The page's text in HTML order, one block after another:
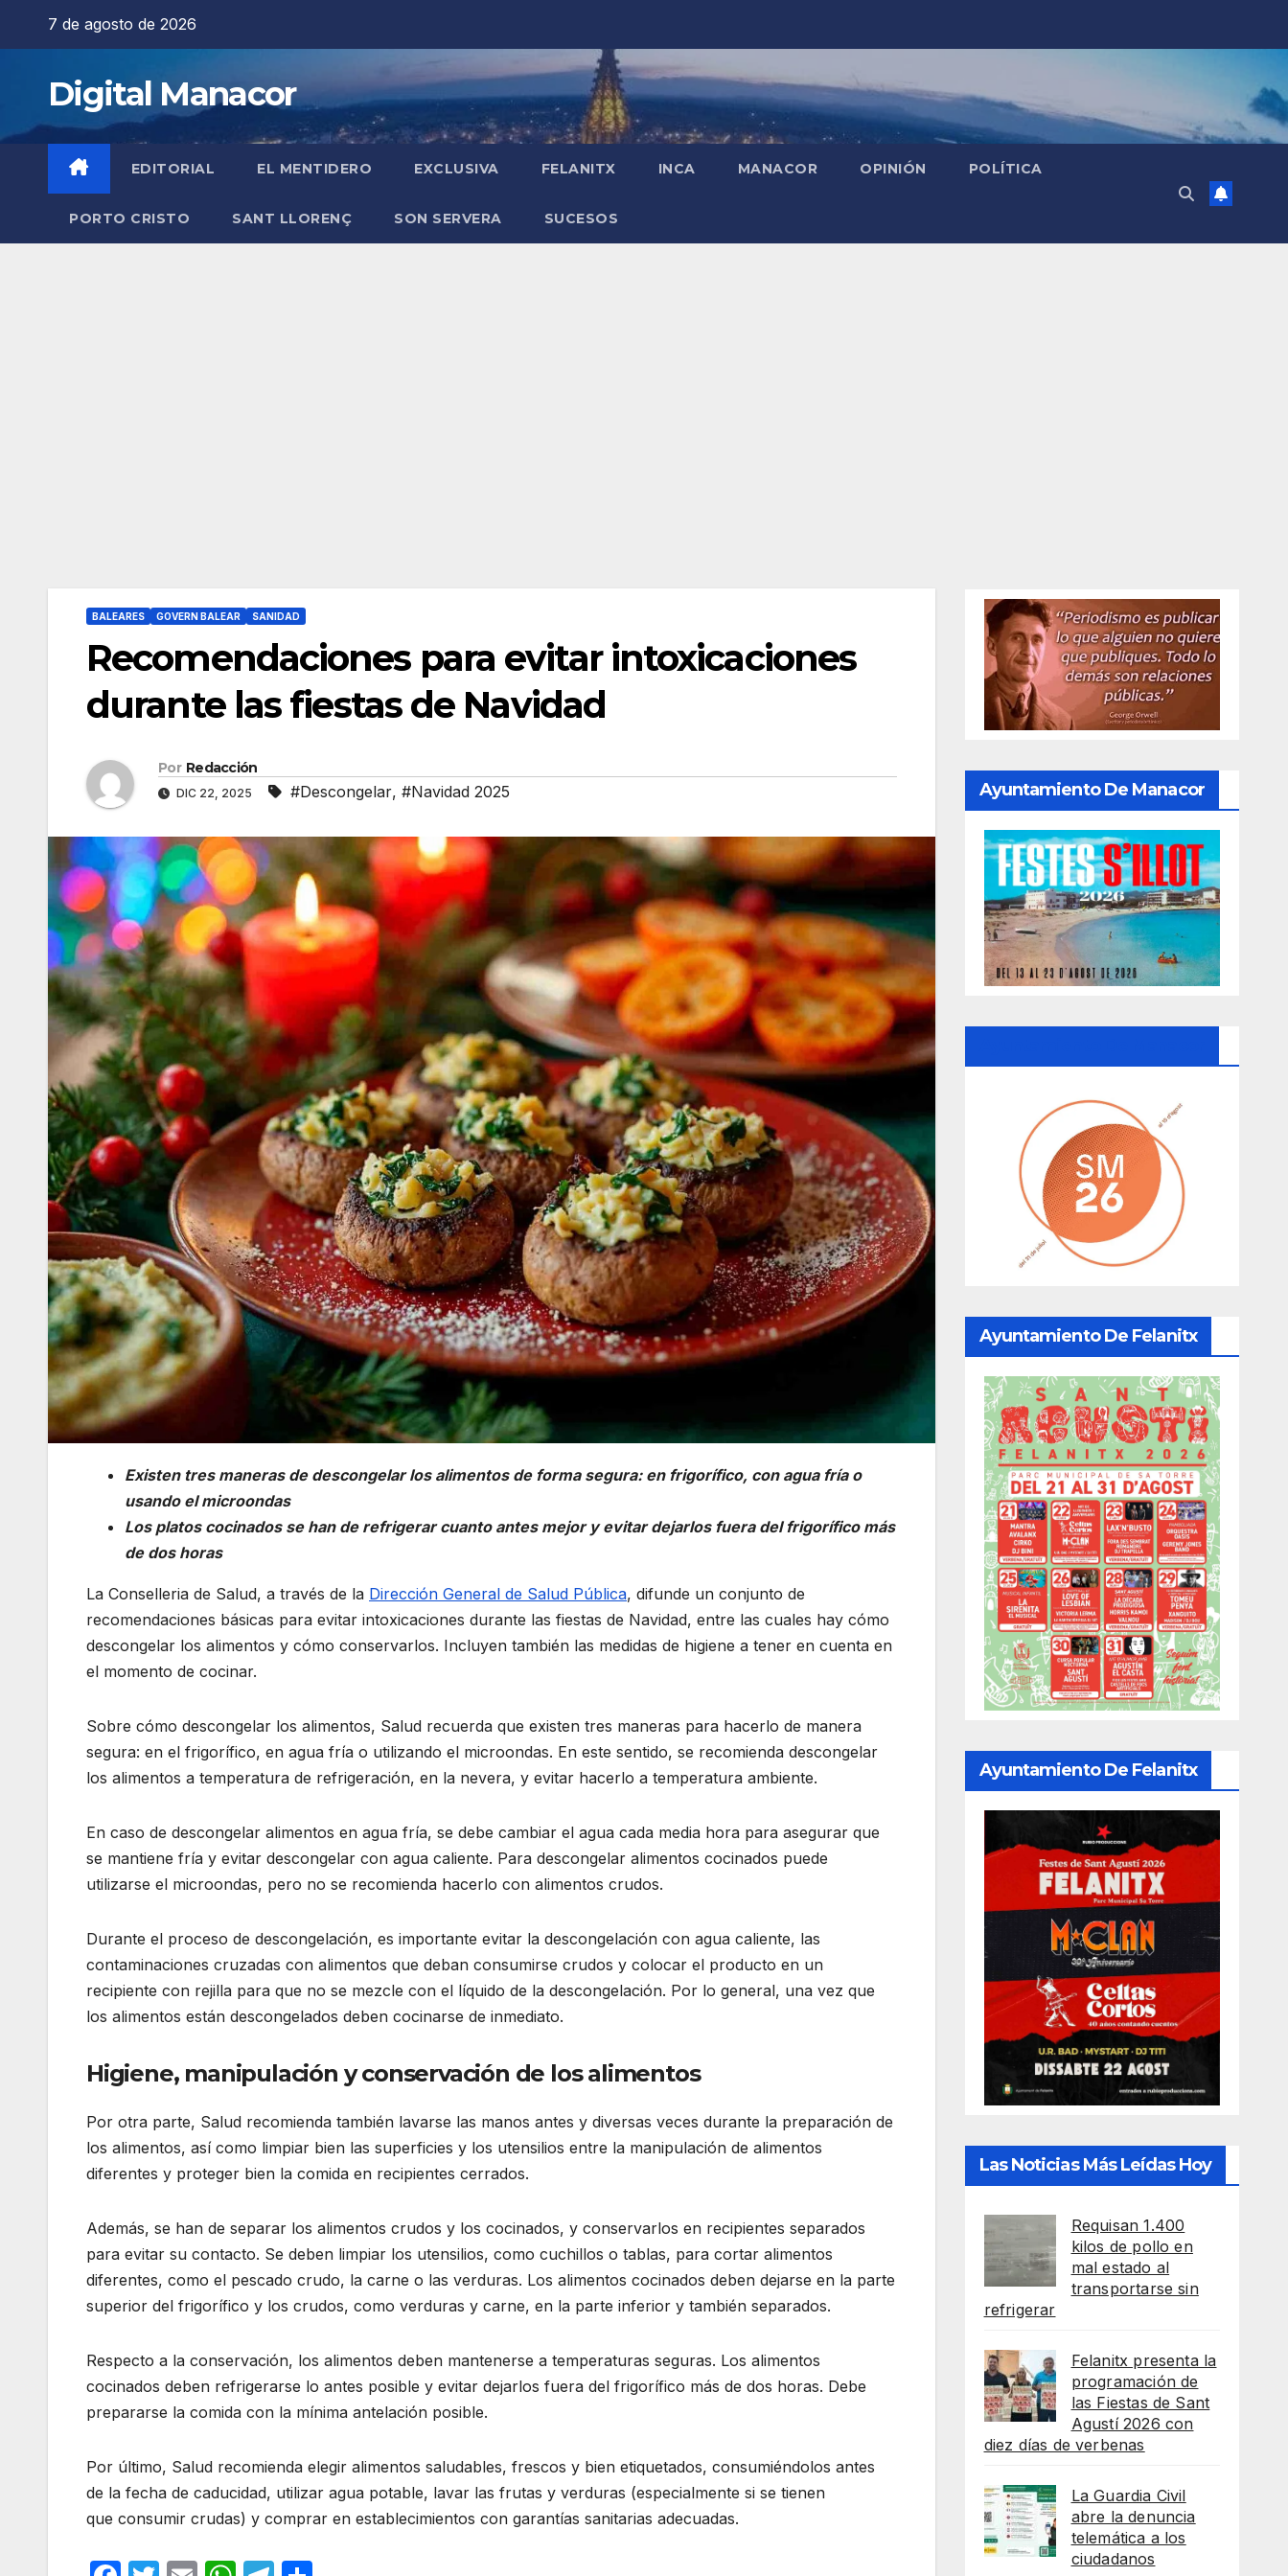
7 de agosto de 2026
Digital Manacor
EDITORIAL EL MENTIDERO EXCLUSIVA FELANITX INCA MANACOR OPINIÓN POLÍTICA
PORTO CRISTO SANT LLORENÇ SON SERVERA SUCESOS
BALEARES GOVERN BALEAR SANIDAD
Recomendaciones para evitar intoxicaciones
durante las fiestas de Navidad
Por Redacción
DIC 22, 2025 #Descongelar, #Navidad 2025
Existen tres maneras de descongelar los alimentos de forma segura: en frigorífico, con agua fría o
usando el microondas
Los platos cocinados se han de refrigerar cuanto antes mejor y evitar dejarlos fuera del frigorífico más
de dos horas
La Conselleria de Salud, a través de la Dirección General de Salud Pública, difunde un conjunto de
recomendaciones básicas para evitar intoxicaciones durante las fiestas de Navidad, entre las cuales hay cómo
descongelar los alimentos y cómo conservarlos. Incluyen también las medidas de higiene a tener en cuenta en
el momento de cocinar.
Sobre cómo descongelar los alimentos, Salud recuerda que existen tres maneras para hacerlo de manera
segura: en el frigorífico, en agua fría o utilizando el microondas. En este sentido, se recomienda descongelar
los alimentos a temperatura de refrigeración, en la nevera, y evitar hacerlo a temperatura ambiente.
En caso de descongelar alimentos en agua fría, se debe cambiar el agua cada media hora para asegurar que
se mantiene fría y evitar descongelar con agua caliente. Para descongelar alimentos cocinados puede
utilizarse el microondas, pero no se recomienda hacerlo con alimentos crudos.
Durante el proceso de descongelación, es importante evitar la descongelación con agua caliente, las
contaminaciones cruzadas con alimentos que deban consumirse crudos y colocar el producto en un
recipiente con rejilla para que no se mezcle con el líquido de la descongelación. Por lo general, una vez que
los alimentos están descongelados deben cocinarse de inmediato.
Higiene, manipulación y conservación de los alimentos
Por otra parte, Salud recomienda también lavarse las manos antes y diversas veces durante la preparación de
los alimentos, así como limpiar bien las superficies y los utensilios entre la manipulación de alimentos
diferentes y proteger bien la comida en recipientes cerrados.
Además, se han de separar los alimentos crudos y los cocinados, y conservarlos en recipientes separados
para evitar su contacto. Se deben limpiar los utensilios, como cuchillos o tablas, para cortar alimentos
diferentes, como el pescado crudo, la carne o las verduras. Los alimentos cocinados deben dejarse en la parte
superior del frigorífico y los crudos, como verduras y carne, en la parte inferior y también separados.
Respecto a la conservación, los alimentos deben mantenerse a temperaturas seguras. Los alimentos
cocinados deben refrigerarse lo antes posible y evitar dejarlos fuera del frigorífico más de dos horas. Debe
prepararse la comida con la mínima antelación posible.
Por último, Salud recomienda elegir alimentos saludables, frescos y bien etiquetados, consumiéndolos antes
de la fecha de caducidad, utilizar agua potable, lavar las frutas y verduras (especialmente si se tienen
que consumir crudas) y comprar en establecimientos con garantías sanitarias adecuadas.
Ayuntamiento De Manacor
Ayuntamiento De Felanitx
Ayuntamiento De Felanitx
Las Noticias Más Leídas Hoy
Requisan 1.400
kilos de pollo en
mal estado al
transportarse sin
refrigerar
Felanitx presenta la
programación de
las Fiestas de Sant
Agustí 2026 con
diez días de verbenas
La Guardia Civil
abre la denuncia
telemática a los
ciudadanos